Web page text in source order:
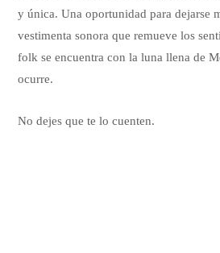
y única. Una oportunidad para dejarse
vestimenta sonora que remueve los
folk se encuentra con la luna llena de
ocurre.
No dejes que te lo cuenten.